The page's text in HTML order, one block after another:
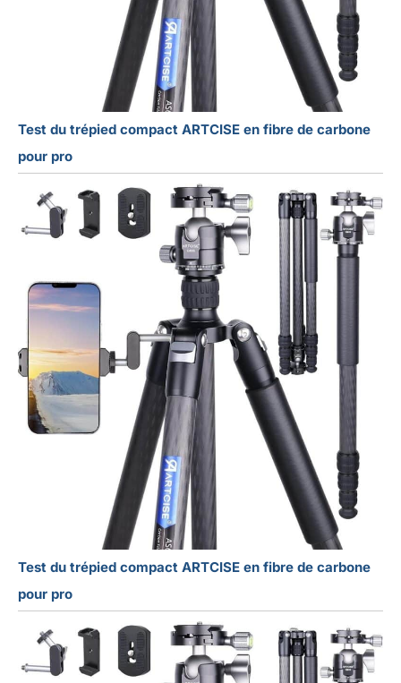
Test du trépied compact ARTCISE en fibre de carbone
pour pro
Test du trépied compact ARTCISE en fibre de carbone
pour pro